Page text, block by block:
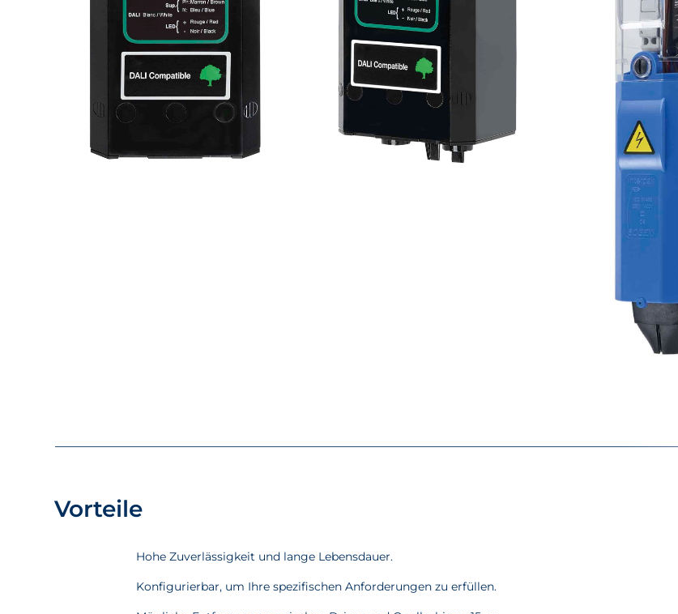
Vorteile
Hohe Zuverlässigkeit und lange Lebensdauer.
Konfigurierbar, um Ihre spezifischen Anforderungen zu erfüllen.